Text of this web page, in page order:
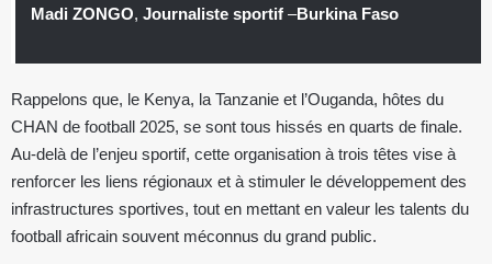
Madi ZONGO, Journaliste sportif–Burkina Faso
Rappelons que, le Kenya, la Tanzanie et l’Ouganda, hôtes du
CHAN de football 2025, se sont tous hissés en quarts de finale.
Au-delà de l’enjeu sportif, cette organisation à trois têtes vise à
renforcer les liens régionaux et à stimuler le développement des
infrastructures sportives, tout en mettant en valeur les talents du
football africain souvent méconnus du grand public.